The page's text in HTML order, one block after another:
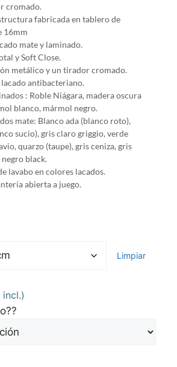
cromado.
fabricada en tablero de
16mm
mate y laminado.
y Soft Close.
metálico y un tirador cromado.
antibacteriano.
: Roble Niágara, madera oscura
blanco, mármol negro.
mate: Blanco ada (blanco roto),
sucio), gris claro griggio, verde
quarzo (taupe), gris ceniza, gris
black.
lavabo en colores lacados.
abierta a juego.
Limpiar
incl.)